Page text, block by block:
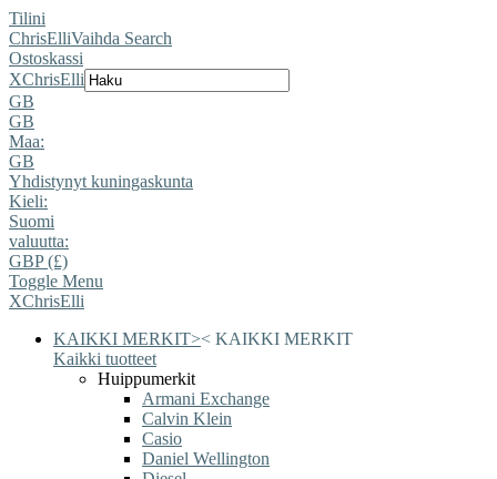
Tilini
ChrisElliVaihda Search
Ostoskassi
XChrisElli
GB
GB
Maa:
GB
Yhdistynyt kuningaskunta
Kieli:
Suomi
valuutta:
GBP (£)
Toggle Menu
XChrisElli
KAIKKI MERKIT>< KAIKKI MERKIT
Kaikki tuotteet
Huippumerkit
Armani Exchange
Calvin Klein
Casio
Daniel Wellington